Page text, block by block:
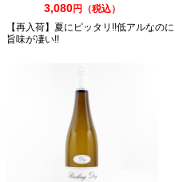
3,080円（税込）
【再入荷】夏にピッタリ!!低アルなのに
旨味が凄い!!